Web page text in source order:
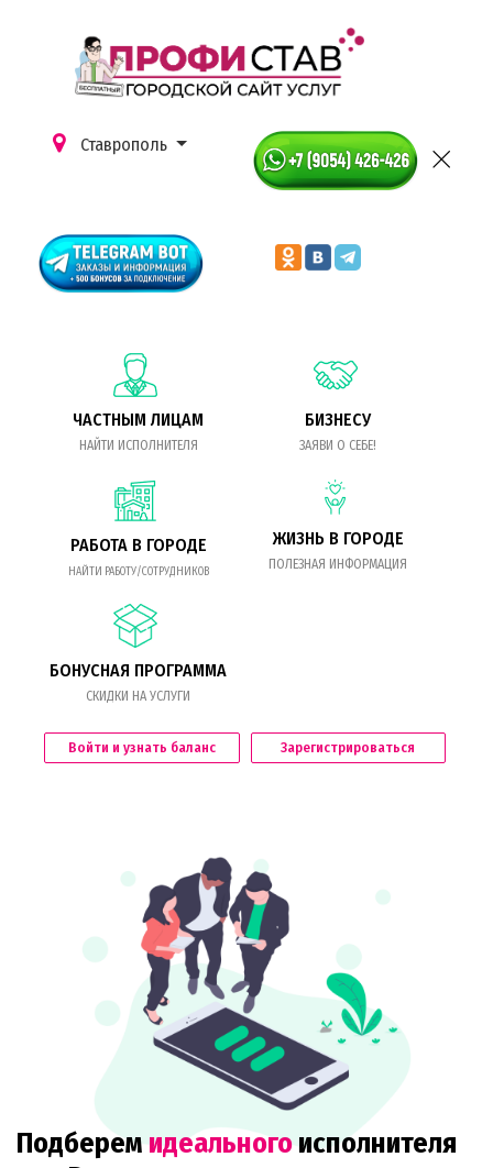
Ставрополь
ЧАСТНЫМ ЛИЦАМ
НАЙТИ ИСПОЛНИТЕЛЯ
БИЗНЕСУ
ЗАЯВИ О СЕБЕ!
РАБОТА В ГОРОДЕ
НАЙТИ РАБОТУ/СОТРУДНИКОВ
ЖИЗНЬ В ГОРОДЕ
ПОЛЕЗНАЯ ИНФОРМАЦИЯ
БОНУСНАЯ ПРОГРАММА
СКИДКИ НА УСЛУГИ
Войти и узнать баланс Зарегистрироваться
Подберемидеальногоисполнителя